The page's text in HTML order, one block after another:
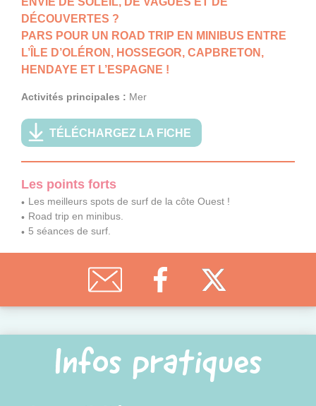
DÉCOUVERTES ?
PARS POUR UN ROAD TRIP EN MINIBUS ENTRE
L’ÎLE D’OLÉRON, HOSSEGOR, CAPBRETON,
HENDAYE ET L’ESPAGNE !
Activités principales : Mer
TÉLÉCHARGEZ LA FICHE
Les points forts
Les meilleurs spots de surf de la côte Ouest !
Road trip en minibus.
5 séances de surf.
Infos pratiques